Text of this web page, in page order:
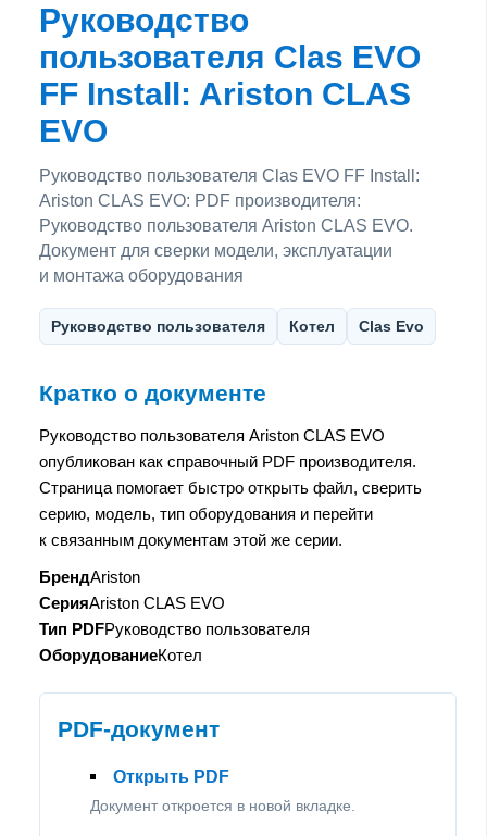
Руководство
пользователя Clas EVO
FF Install: Ariston CLAS
EVO
Руководство пользователя Clas EVO FF Install:
Ariston CLAS EVO: PDF производителя:
Руководство пользователя Ariston CLAS EVO.
Документ для сверки модели, эксплуатации
и монтажа оборудования
Руководство пользователя Котел Clas Evo
Кратко о документе
Руководство пользователя Ariston CLAS EVO
опубликован как справочный PDF производителя.
Страница помогает быстро открыть файл, сверить
серию, модель, тип оборудования и перейти
к связанным документам этой же серии.
БрендAriston
СерияAriston CLAS EVO
Тип PDFРуководство пользователя
ОборудованиеКотел
PDF-документ
Открыть PDF
Документ откроется в новой вкладке.